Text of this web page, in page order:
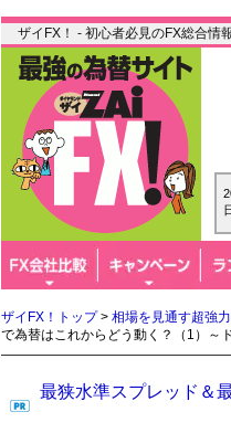
ザイFX！ - 初心者必見のFX総合情
ザイFX！トップ> 相場を見通す超強
で為替はこれからどう動く？（1）～
最狭水準スプレッド＆